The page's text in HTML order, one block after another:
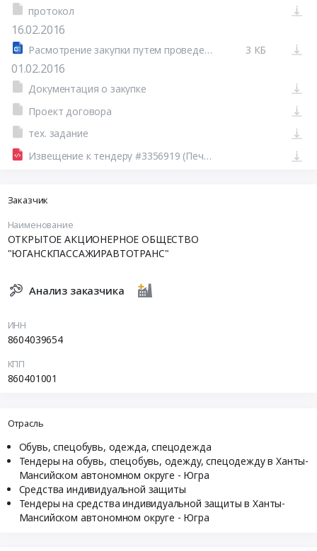
протокол
16.02.2016
Расмотрение закупки путем проведения запроса цен №31603267026-01 3 КБ
01.02.2016
Документация о закупке
Проект договора
тех. задание
Извещение к тендеру #3356919 (Печатная форма)
Заказчик
Наименование
ОТКРЫТОЕ АКЦИОНЕРНОЕ ОБЩЕСТВО
"ЮГАНСКПАССАЖИРАВТОТРАНС"
Анализ заказчика
ИНН
8604039654
КПП
860401001
Отрасль
Обувь, спецобувь, одежда, спецодежда
Тендеры на обувь, спецобувь, одежду, спецодежду в Ханты-
Мансийском автономном округе - Югра
Средства индивидуальной защиты
Тендеры на средства индивидуальной защиты в Ханты-
Мансийском автономном округе - Югра